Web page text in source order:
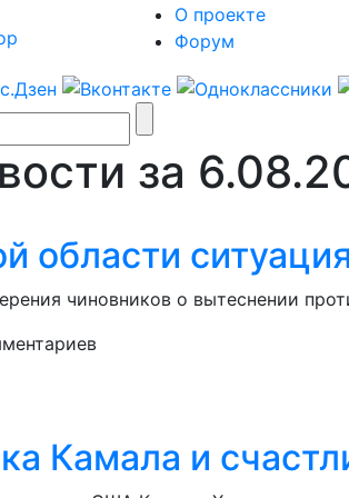
О проекте
Форум
за
области
чиновников о вытеснении
Камала и